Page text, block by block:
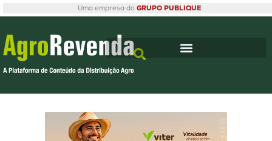
Uma empresa do GRUPO PUBLIQUE